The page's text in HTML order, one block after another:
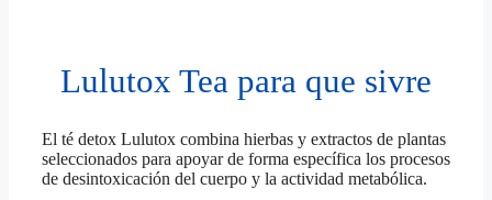
Lulutox Tea para que sivre
El té detox Lulutox combina hierbas y extractos de plantas
seleccionados para apoyar de forma específica los procesos
de desintoxicación del cuerpo y la actividad metabólica.